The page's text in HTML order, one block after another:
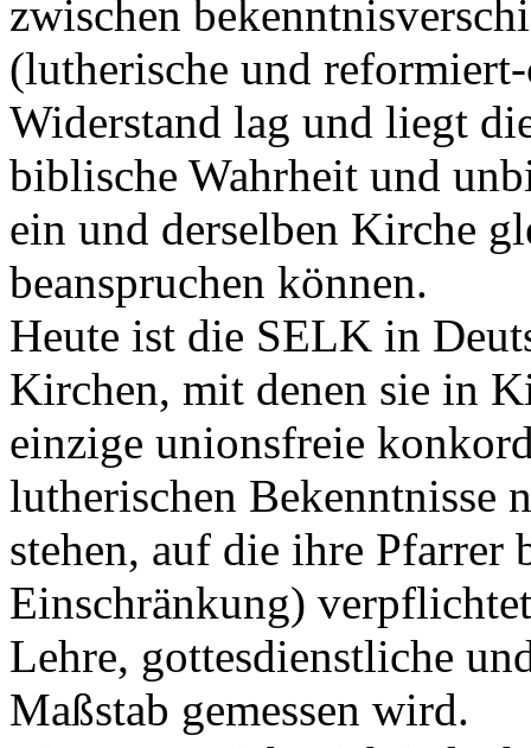
zwischen
(lutherische und
Widerstand lag und liegt
biblische Wahrheit und
ein und derselben Kirche
beanspruchen können.
Heute ist die SELK in
Kirchen, mit denen sie in
einzige unionsfreie
lutherischen Bekenntnisse
stehen, auf die ihre Pfarrer
Einschränkung)
Lehre, gottesdienstliche
Maßstab gemessen wird.